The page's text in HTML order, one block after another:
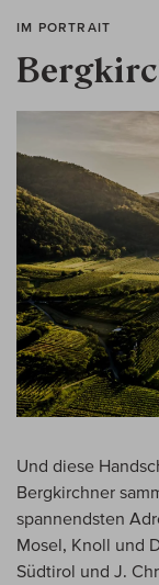
IM PORTRAIT
Und diese
Bergkirchner
spannendsten
Mosel, Knoll und
Südtirol und J.